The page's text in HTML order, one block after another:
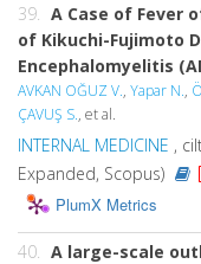
39.
A Case of Fever
of Kikuchi-Fujimoto
Encephalomyelitis
AVKAN OĞUZ V., Yapar N.,
ÇAVUŞ S., et al.
INTERNAL MEDICINE ,
Expanded, Scopus)
PlumX Metrics
40.
A large-scale